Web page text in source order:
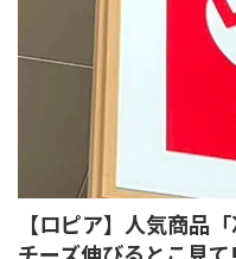
【ロピア】人気商品
チーズ伸びるとこ見